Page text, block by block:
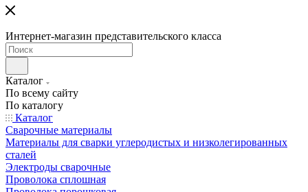
Интернет-магазин представительского класса
Каталог
По всему сайту
По каталогу
Каталог
Сварочные материалы
Материалы для сварки углеродистых и низколегированных
сталей
Электроды сварочные
Проволока сплошная